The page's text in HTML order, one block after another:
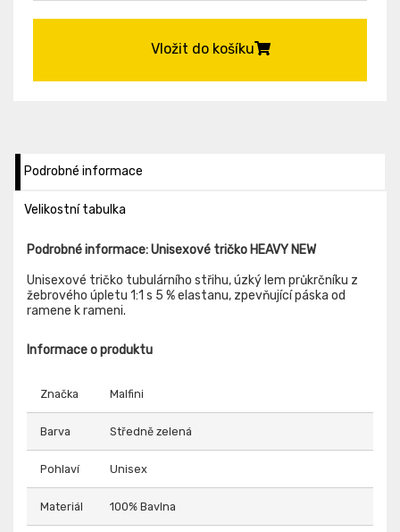
Vložit do košíku
Podrobné informace
Velikostní tabulka
Podrobné informace: Unisexové tričko HEAVY NEW
Unisexové tričko tubulárního střihu, úzký lem průkrčníku z
žebrového úpletu 1:1 s 5 % elastanu, zpevňující páska od
ramene k rameni.
Informace o produktu
Značka Malfini
Barva Středně zelená
Pohlaví Unisex
Materiál 100% Bavlna